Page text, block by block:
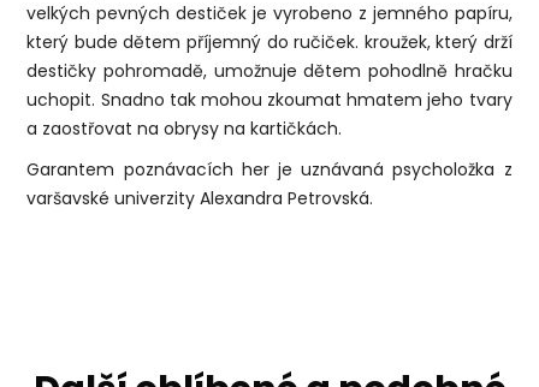
velkých pevných destiček je vyrobeno z jemného papíru,
který bude dětem příjemný do ručiček. kroužek, který drží
destičky pohromadě, umožnuje dětem pohodlně hračku
uchopit. Snadno tak mohou zkoumat hmatem jeho tvary
a zaostřovat na obrysy na kartičkách.
Garantem poznávacích her je uznávaná psycholožka z
varšavské univerzity Alexandra Petrovská.